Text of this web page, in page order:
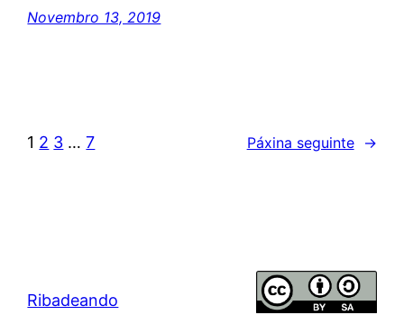
Novembro 13, 2019
1 2 3 … 7 Páxina seguinte →
Ribadeando